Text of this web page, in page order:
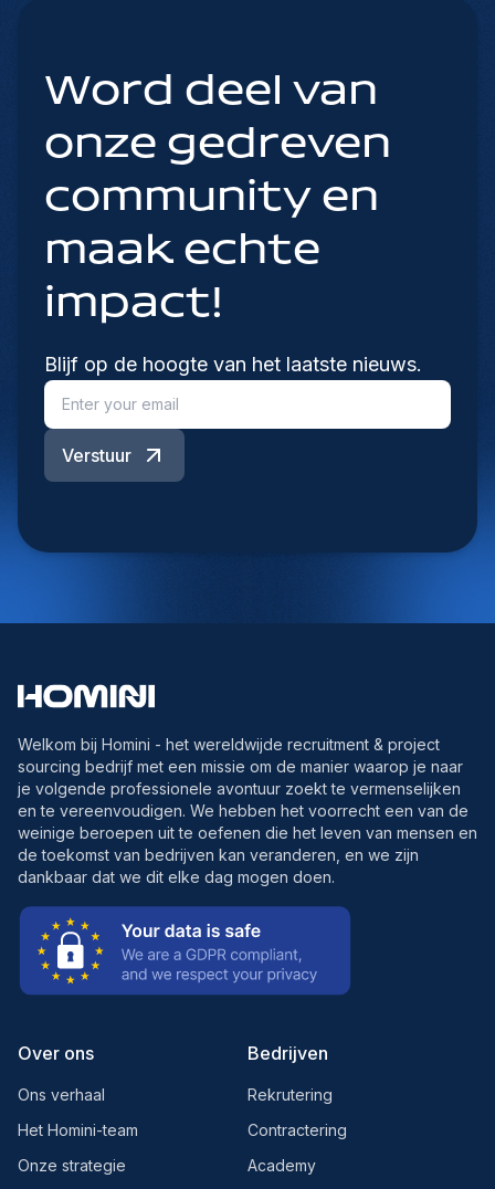
Word deel van
onze gedreven
community en
maak echte
impact!
Blijf op de hoogte van het laatste nieuws.
Verstuur
Welkom bij Homini - het wereldwijde recruitment & project
sourcing bedrijf met een missie om de manier waarop je naar
je volgende professionele avontuur zoekt te vermenselijken
en te vereenvoudigen. We hebben het voorrecht een van de
weinige beroepen uit te oefenen die het leven van mensen en
de toekomst van bedrijven kan veranderen, en we zijn
dankbaar dat we dit elke dag mogen doen.
Over ons
Ons verhaal
Het Homini-team
Onze strategie
Bedrijven
Rekrutering
Contractering
Academy